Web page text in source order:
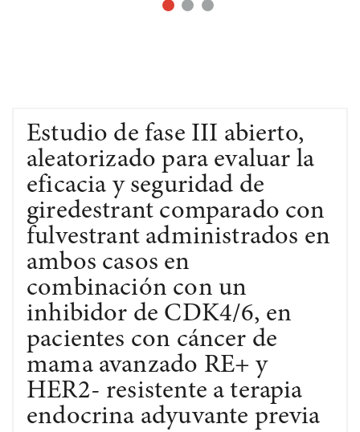
Estudio de fase III abierto,
aleatorizado para evaluar la
eficacia y seguridad de
giredestrant comparado con
fulvestrant administrados en
ambos casos en
combinación con un
inhibidor de CDK4/6, en
pacientes con cáncer de
mama avanzado RE+ y
HER2- resistente a terapia
endocrina adyuvante previa